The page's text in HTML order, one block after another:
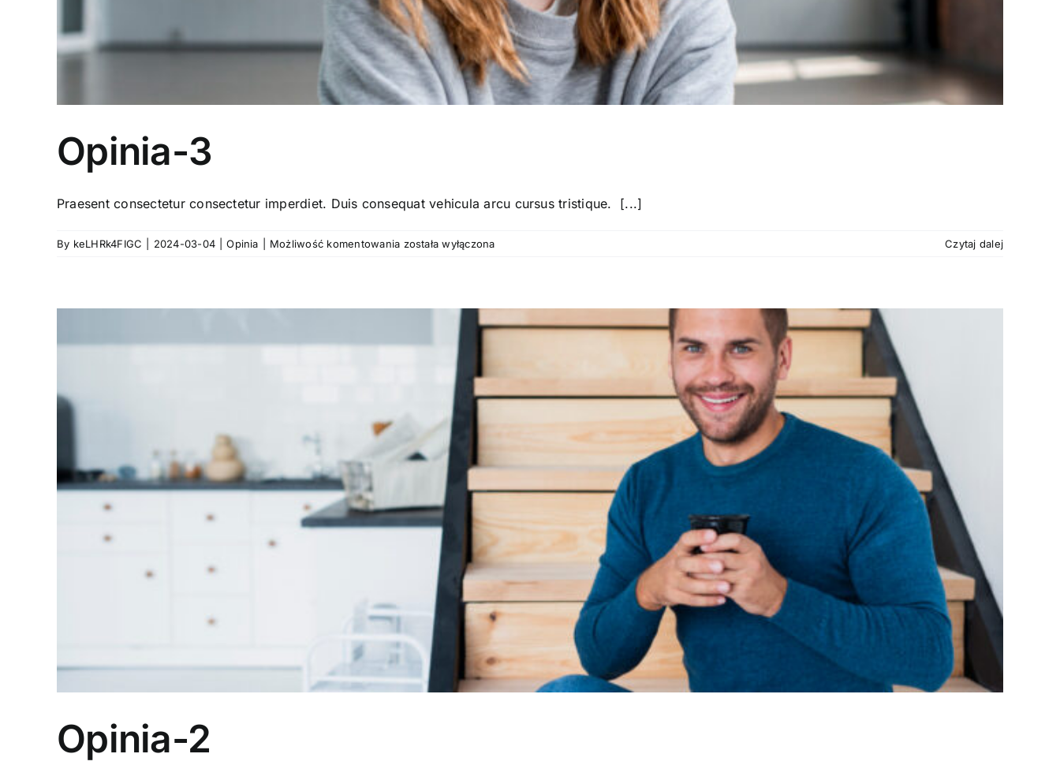
Opinia-3
Praesent consectetur consectetur imperdiet. Duis consequat vehicula arcu cursus tristique. [...]
By keLHRk4FIGC 2024-03-04 Opinia Możliwość komentowania Opinia-
została wyłączona Czytaj dalej
Opinia-2